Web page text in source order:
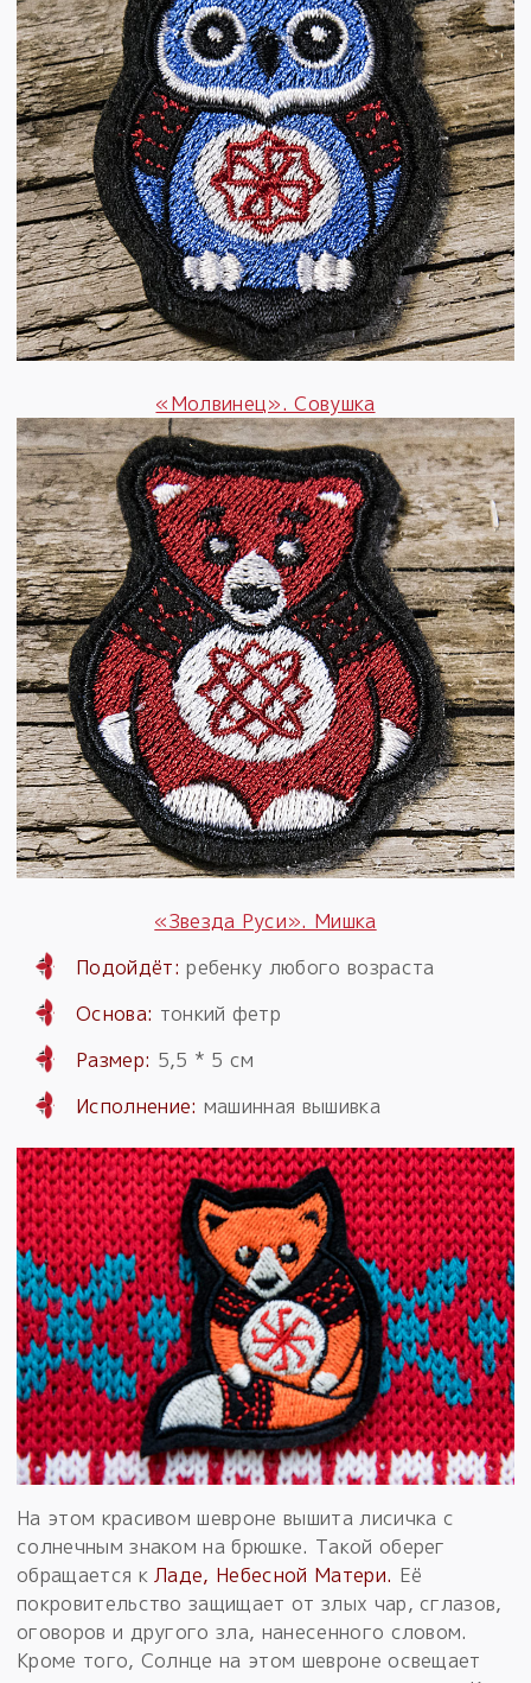
«Молвинец». Совушка
«Звезда Руси». Мишка
Подойдёт: ребенку любого возраста
Основа: тонкий фетр
Размер: 5,5 * 5 см
Исполнение: машинная вышивка
На этом красивом шевроне вышита лисичка с
солнечным знаком на брюшке. Такой оберег
обращается кЛаде, Небесной Матери. Её
покровительство защищает от злых чар, сглазов,
оговоров и другого зла, нанесенного словом.
Кроме того, Солнце на этом шевроне освещает